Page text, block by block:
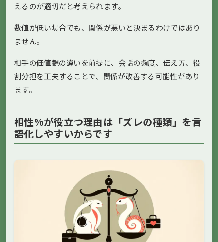
えるのが適切だと考えられます。
数値が低い場合でも、関係が悪いと決まるわけではあり
ません。
相手の価値観の違いを前提に、会話の頻度、伝え方、役
割分担を工夫することで、関係が改善する可能性があり
ます。
相性%が役立つ理由は「ズレの種類」を言
語化しやすいからです